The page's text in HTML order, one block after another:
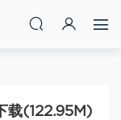
载(122.95M)